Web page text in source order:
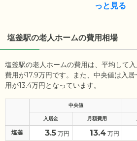
っと見る
塩釜駅の老人ホームの費用相場
塩釜駅の老人ホームの費用は、平均して
費用が17.9万円です。また、中央値は入
用が13.4万円となっています。
中央値
入居金 月額費用
塩釜 3.5 万円 13.4 万円